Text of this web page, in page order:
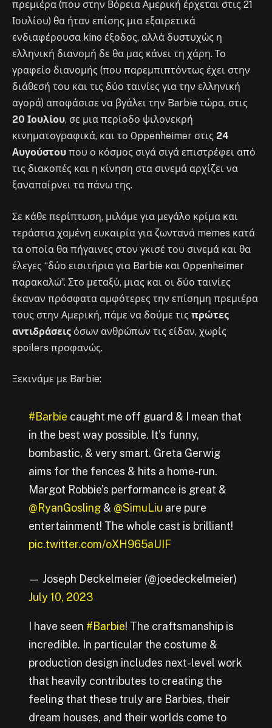
πρεμιέρα (που στην Βόρεια Αμερική έρχεται στις 21
Ιουλίου) θα ήταν επίσης μια εξαιρετικά
ενδιαφέρουσα kino έξοδος, αλλά δυστυχώς η
ελληνική διανομή δε θα μας κάνει τη χάρη. Το
γραφείο διανομής (που παρεμπιπτόντως έχει στην
διάθεσή του και τις δύο ταινίες για την ελληνική
αγορά) αποφάσισε να βγάλει την Barbie τώρα, στις
20 Ιουλίου, σε μια περίοδο ψιλονεκρή
κινηματογραφικά, και το Oppenheimer στις 24
Αυγούστου που ο κόσμος σιγά σιγά επιστρέφει από
τις διακοπές και η κίνηση στα σινεμά αρχίζει να
ξαναπαίρνει τα πάνω της.
Σε κάθε περίπτωση, μιλάμε για μεγάλο κρίμα και
τεράστια χαμένη ευκαιρία για ζωντανά memes κατά
τα οποία θα πήγαινες στον γκισέ του σινεμά και θα
έλεγες “δύο εισιτήρια για Barbie και Oppenheimer
παρακαλώ”. Στο μεταξύ, μιας και οι δύο ταινίες
έκαναν πρόσφατα αμφότερες την επίσημη πρεμιέρα
τους στην Αμερική, πάμε να δούμε τις πρώτες
αντιδράσεις όσων ανθρώπων τις είδαν, χωρίς
spoilers προφανώς.
Ξεκινάμε με Barbie:
#Barbie caught me off guard & I mean that
in the best way possible. It’s funny,
bombastic, & very smart. Greta Gerwig
aims for the fences & hits a home-run.
Margot Robbie’s performance is great &
@RyanGosling& @SimuLiu are pure
entertainment! The whole cast is brilliant!
pic.twitter.com/oXH965aUIF
— Joseph Deckelmeier (@joedeckelmeier)
July 10, 2023
I have seen #Barbie! The craftsmanship is
incredible. In particular the costume &
production design includes next-level work
that heavily contributes to creating the
feeling that these truly are Barbies, their
dream houses, and their worlds come to